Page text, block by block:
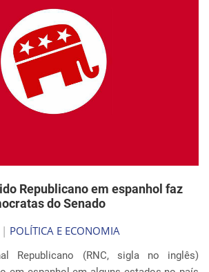
Republicano em espanhol faz
do Senado
POLÍTICA E ECONOMIA
Republicano (RNC, sigla no inglês)